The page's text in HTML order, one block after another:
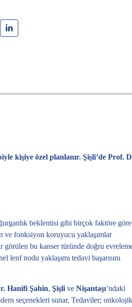
kişiye özel planlanır. Şişli’de Prof.
beklentisi gibi birçok faktöre göre
ve fonksiyon koruyucu yaklaşımlar
bu kanser türünde doğru
lenf nodu yaklaşımı tedavi başarısını
Hanifi Şahin, Şişlive Nişantaşı’ndaki
seçenekleri sunar. Tedaviler; onkolojik